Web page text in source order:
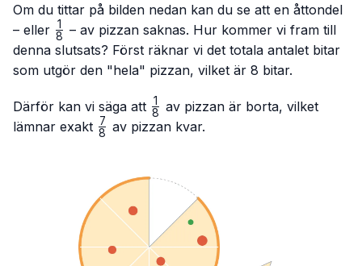
Om du tittar på bilden nedan kan du se att en åttondel
– eller \frac{1}
{8}
8
1
– av pizzan saknas. Hur kommer vi fram till
denna slutsats? Först räknar vi det totala antalet bitar
som utgör den "hela" pizzan, vilket är 8 bitar.
Därför kan vi säga att \frac{1}
{8}
8
1
av pizzan är borta, vilket
lämnar exakt \frac{7}
8
7 av pizzan kvar.